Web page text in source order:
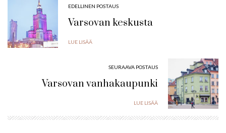
EDELLINEN POSTAUS
Varsovan keskusta
LUE LISÄÄ
SEURAAVA POSTAUS
Varsovan vanhakaupunki
LUE LISÄÄ